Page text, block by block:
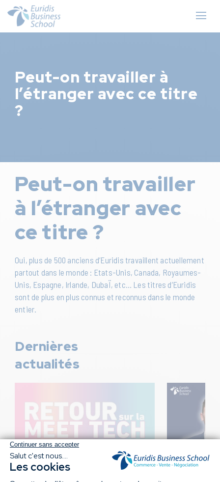
Peut-on travailler à
l’étranger avec ce titre
?
Peut-on travailler
à l’étranger avec
ce titre ?
Oui, plus de 500 anciens d’Euridis travaillent actuellement
partout dans le monde : Etats-Unis, Canada, Royaumes-
Unis, Espagne, Irlande, DubaÏ, etc… Les titres d’Euridis
sont de plus en plus connus et reconnus dans le monde
entier.
Dernières
actualités
13 Avr 2026